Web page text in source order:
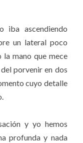
iba ascendiendo
un lateral poco
la mano que mece
porvenir en dos
cuyo detalle
y yo hemos
profunda y nada